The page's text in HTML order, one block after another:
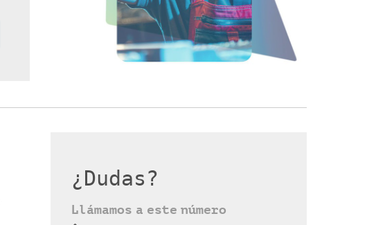
¿Dudas?
Llámamos a este número